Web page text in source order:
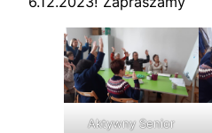
Aktywny Senior